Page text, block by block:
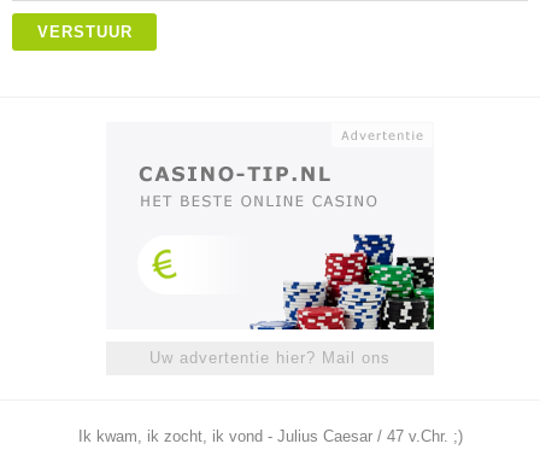
VERSTUUR
Uw advertentie hier? Mail ons
Ik kwam, ik zocht, ik vond - Julius Caesar / 47 v.Chr. ;)